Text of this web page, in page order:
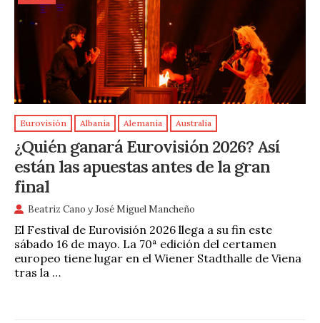
Eurovisión Albania Alemania Australia
¿Quién ganará Eurovisión 2026? Así
están las apuestas antes de la gran
final
Beatriz Cano yJosé Miguel Mancheño
El Festival de Eurovisión 2026 llega a su fin este
sábado 16 de mayo. La 70ª edición del certamen
europeo tiene lugar en el Wiener Stadthalle de Viena
tras la …